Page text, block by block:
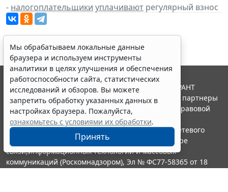
- налогоплательщики уплачивают регулярный взнос
Мы обрабатываем локальные данные
браузера и используем инструменты
аналитики в целях улучшения и обеспечения
работоспособности сайта, статистических
исследований и обзоров. Вы можете
запретить обработку указанных данных в
настройках браузера. Пожалуйста,
ознакомьтесь с условиями их обработки.
Принять
© ООО "НПП "ГАРАНТ-СЕРВИС", 2026. Система ГАРАНТ
выпускается с 1990 года. Компания "Гарант" и ее партнеры
являются участниками Российской ассоциации правовой
информации ГАРАНТ.
Портал ГАРАНТ.РУ зарегистрирован в качестве сетевого
издания Федеральной службой по надзору в сфере
связи,информационных технологий и массовых
коммуникаций (Роскомнадзором), Эл № ФС77-58365 от 18